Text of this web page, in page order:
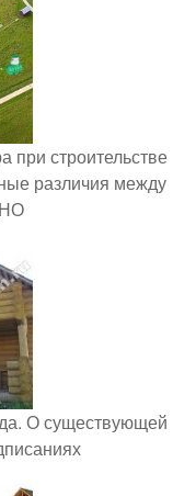
при строительстве
различия между
О существующей